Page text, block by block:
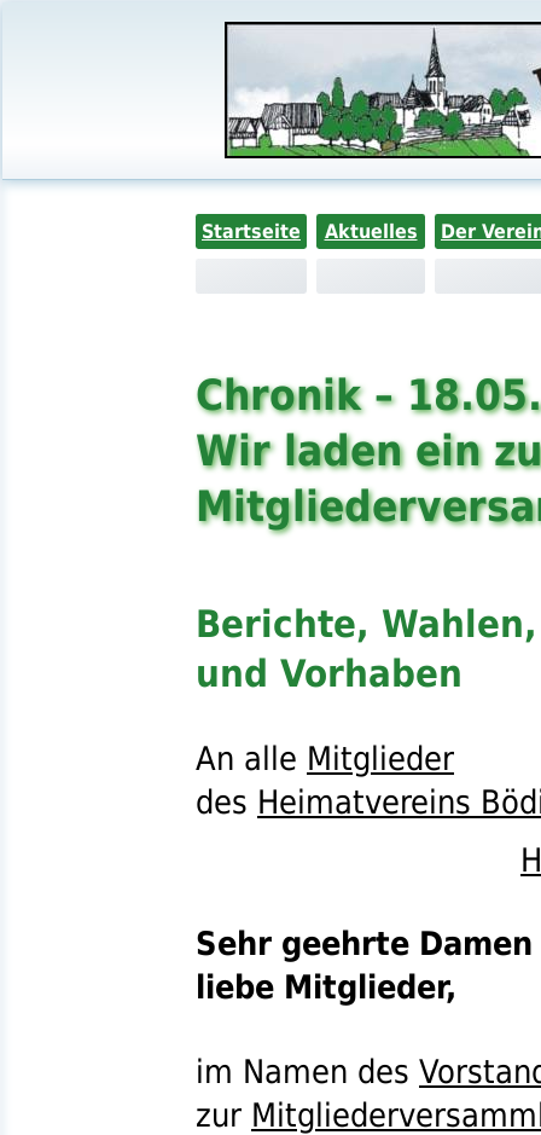
Startseite Aktuelles Der
Chronik –
Wir laden ein
Berichte,
und Vorhaben
An alle Mitglieder
des Heimatvereins
Sehr geehrte
liebe Mitglieder,
im Namen des
zur